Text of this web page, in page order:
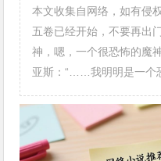
本文收集自网络，如有侵
五卷已经开始，不要再出
神，嗯，一个很恐怖的魔
亚斯：“……我明明是一个